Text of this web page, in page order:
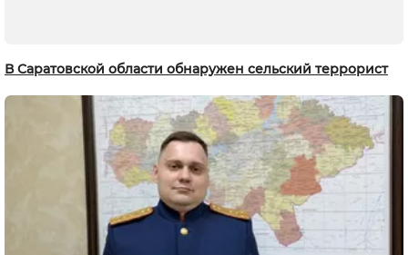
В Саратовской области обнаружен сельский террорист